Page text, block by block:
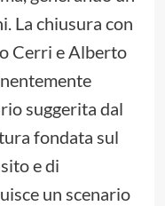
La chiusura con
Cerri e Alberto
suggerita dal
fondata sul
e di
un scenario